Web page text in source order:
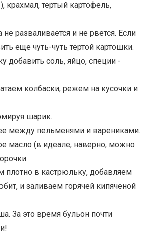
тертый картофель,
разваливается и не рвется. Если
еще чуть-чуть тертой картошки.
добавить соль, яйцо, специи -
колбаски, режем на кусочки и
шарик.
между пельменями и варениками.
масло (в идеале, наверно, можно
плотно в кастрюльку, добавляем
и заливаем горячей кипяченой
За это время бульон почти